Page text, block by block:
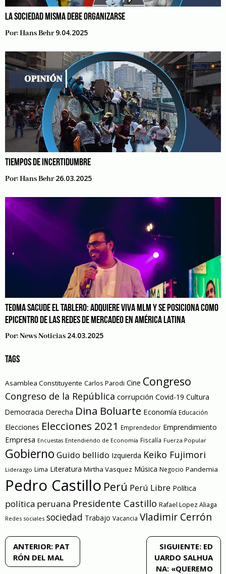
LA SOCIEDAD MISMA DEBE ORGANIZARSE
Por:Hans Behr 9.04.2025
TIEMPOS DE INCERTIDUMBRE
Por:Hans Behr 26.03.2025
TEOMA SACUDE EL TABLERO: ADQUIERE VIVA MLM Y SE POSICIONA COMO
EPICENTRO DE LAS REDES DE MERCADEO EN AMÉRICA LATINA
Por:News Noticias 24.03.2025
TAGS
Asamblea Constituyente Carlos Parodi Cine Congreso
Congreso de la República corrupción Covid-19 Cultura
Democracia Derecha Dina Boluarte Economía Educación
Elecciones Elecciones 2021 Emprendedor Emprendimiento
Empresa Encuestas Entendiendo de Economía Fiscalía Fuerza Popular
Gobierno Guido bellido Izquierda Keiko Fujimori
Liderazgo Lima Literatura Mirtha Vasquez Música Negocio Pandemia
Pedro Castillo Perú Perú Libre Política
política peruana Presidente Castillo Rafael Lopez Aliaga
Redes sociales sociedad Trabajo Vacancia Vladimir Cerrón
Navegación
de
ANTERIOR: PAT
RÓN DEL MAL
SIGUIENTE: ED
UARDO SALHUA
NA: «QUEREMO